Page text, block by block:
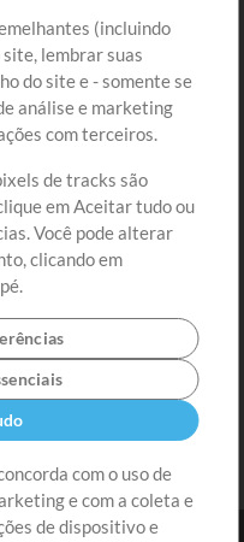
se
carrinho
(incluindo
lembrar suas
do site e - somente se
análise e marketing
com terceiros.
de tracks são
em Aceitar tudo ou
Você pode alterar
clicando em
com o uso de
e com a coleta e
de dispositivo e